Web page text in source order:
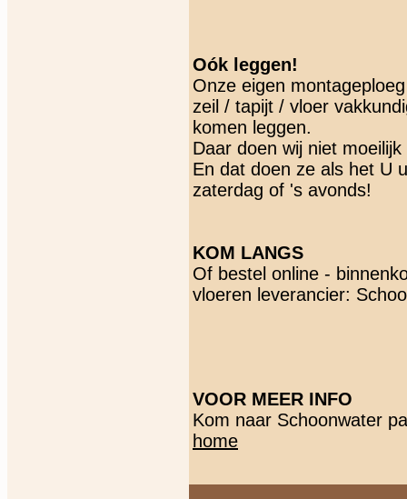
Oók leggen!
Onze eigen
zeil / tapijt / vloer
komen leggen.
Daar doen wij niet
En dat doen ze als het U
zaterdag of 's avonds!
KOM LANGS
Of bestel online -
vloeren leverancier:
VOOR MEER INFO
Kom naar Schoonwater
home